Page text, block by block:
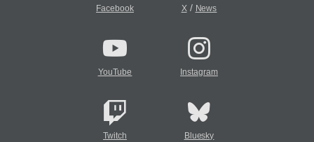
Facebook X/ News
YouTube Instagram
Twitch Bluesky